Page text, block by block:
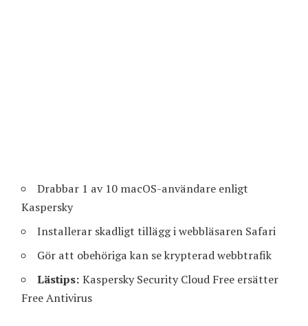
Drabbar 1 av 10 macOS-användare enligt
Kaspersky
Installerar skadligt tillägg i webbläsaren Safari
Gör att obehöriga kan se krypterad webbtrafik
Lästips: Kaspersky Security Cloud Free ersätter
Free Antivirus